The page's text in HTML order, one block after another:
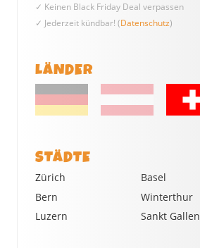
✓ Keinen Black Friday Deal verpassen
✓ Jederzeit kündbar! (Datenschutz)
LÄNDER
STÄDTE
Zürich
Basel
Bern
Winterthur
Luzern
Sankt Gallen